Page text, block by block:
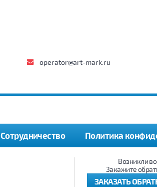
operator@art-mark.ru
Сотрудничество Политика
Возникли
Закажите
ЗАКАЗАТЬ